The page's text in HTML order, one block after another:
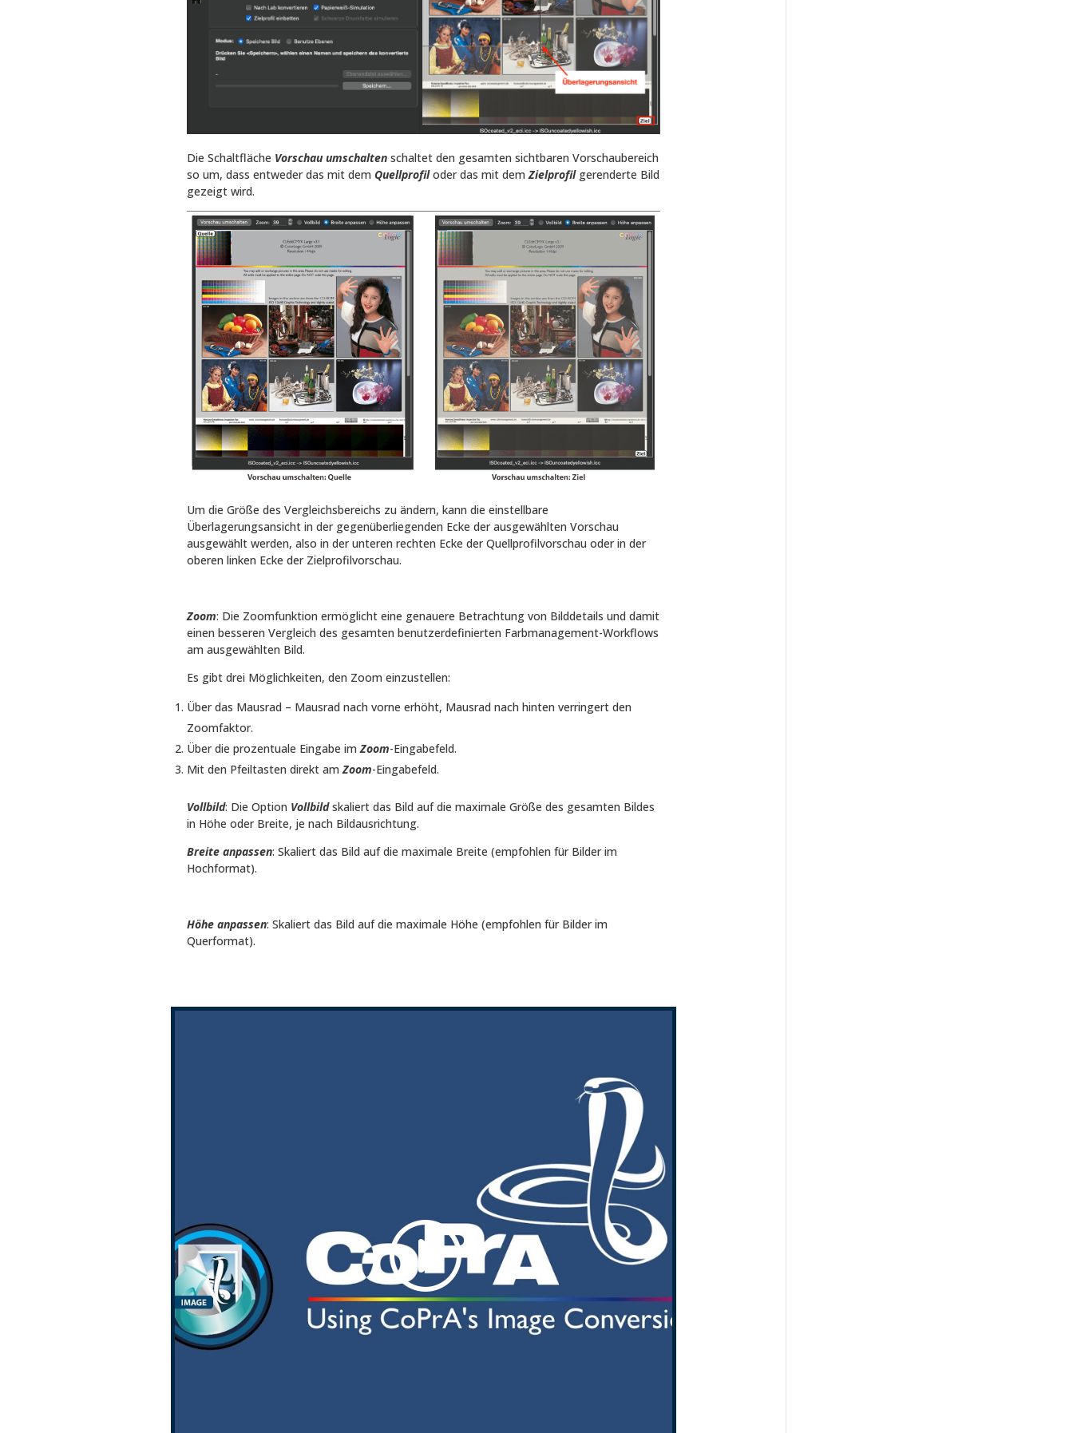
Die Schaltfläche Vorschau umschaltenschaltet den gesamten sichtbaren Vorschaubereich
so um, dass entweder das mit dem Quellprofiloder das mit demZielprofilgerenderte Bild
gezeigt wird.
Um die Größe des Vergleichsbereichs zu ändern, kann die einstellbare
Überlagerungsansicht in der gegenüberliegenden Ecke der ausgewählten Vorschau
ausgewählt werden, also in der unteren rechten Ecke der Quellprofilvorschau oder in der
oberen linken Ecke der Zielprofilvorschau.
Zoom: Die Zoomfunktion ermöglicht eine genauere Betrachtung von Bilddetails und damit
einen besseren Vergleich des gesamten benutzerdefinierten Farbmanagement-Workflows
am ausgewählten Bild.
Es gibt drei Möglichkeiten, den Zoom einzustellen:
Über das Mausrad – Mausrad nach vorne erhöht, Mausrad nach hinten verringert den
Zoomfaktor.
Über die prozentuale Eingabe imZoom-Eingabefeld.
Mit den Pfeiltasten direkt amZoom-Eingabefeld.
Vollbild: Die Option Vollbildskaliert das Bild auf die maximale Größe des gesamten Bildes
in Höhe oder Breite, je nach Bildausrichtung.
Breite anpassen: Skaliert das Bild auf die maximale Breite (empfohlen für Bilder im
Hochformat).
Höhe anpassen: Skaliert das Bild auf die maximale Höhe (empfohlen für Bilder im
Querformat).